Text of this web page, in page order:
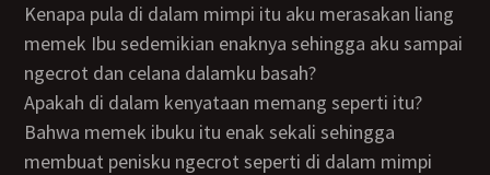
Kenapa pula di dalam mimpi itu aku merasakan liang
memek Ibu sedemikian enaknya sehingga aku sampai
ngecrot dan celana dalamku basah?
Apakah di dalam kenyataan memang seperti itu?
Bahwa memek ibuku itu enak sekali sehingga
membuat penisku ngecrot seperti di dalam mimpi